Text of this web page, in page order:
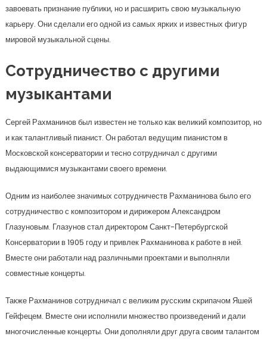
завоевать признание публики, но и расширить свою музыкальную
карьеру. Они сделали его одной из самых ярких и известных фигур
мировой музыкальной сцены.
Сотрудничество с другими
музыкантами
Сергей Рахманинов был известен не только как великий композитор, но
и как талантливый пианист. Он работал ведущим пианистом в
Московской консерватории и тесно сотрудничал с другими
выдающимися музыкантами своего времени.
Одним из наиболее значимых сотрудничеств Рахманинова было его
сотрудничество с композитором и дирижером Александром
Глазуновым. Глазунов стал директором Санкт-Петербургской
Консерватории в 1905 году и привлек Рахманинова к работе в ней.
Вместе они работали над различными проектами и выполняли
совместные концерты.
Также Рахманинов сотрудничал с великим русским скрипачом Яшей
Гейфецем. Вместе они исполнили множество произведений и дали
многочисленные концерты. Они дополняли друг друга своим талантом